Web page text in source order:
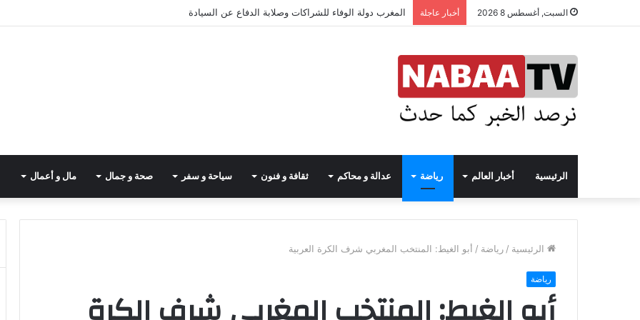
السبت, أغسطس 8 2026 أخبار عاجلة المغرب دولة الوفاء للشراكات وصلابة الدفاع عن السيادة
الرئيسية أخبار العالم رياضة عدالة و محاكم ثقافة و فنون سياحة و سفر صحة و جمال مال و أعمال
الرئيسية / رياضة / أبو الغيط: المنتخب المغربي شرف الكرة العربية
رياضة